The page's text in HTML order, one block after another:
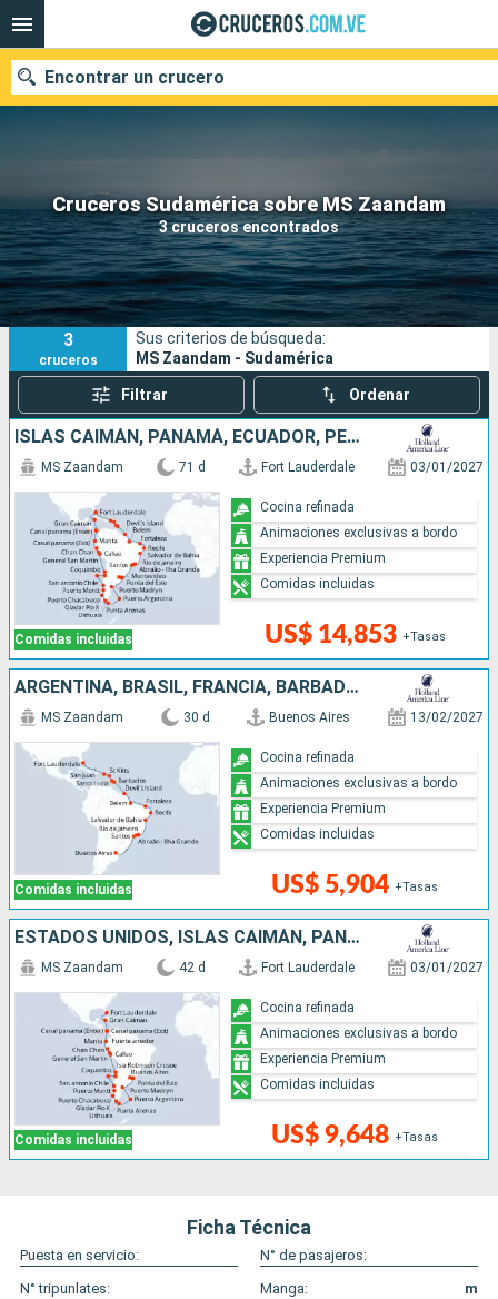
Cruceros Sudamérica sobre MS Zaandam
3 cruceros encontrados
Encontrar un crucero
Nuestros destinos
Fecha de salida
Puertos Compañías
Buscar
3
cruceros
Sus criterios de búsqueda:
MS Zaandam - Sudamérica
Filtrar Ordenar
ISLAS CAIMÁN, PANAMÁ, ECUADOR, PERÚ, CHILE, ARGENTINA, ISLAS MALVINAS, URUGUAY, BRASIL, FRANCIA, BARBADOS, SANTA LUCIA, ANTIGUA Y BARBUDA, PUERTO RICO, ESTADOS UNIDOS
Comidas incluidas
MS Zaandam 71 d Fort Lauderdale 03/01/2027
US$ 14,853 +Tasas
Cocina refinada
Animaciones exclusivas a bordo
Experiencia Premium
Comidas incluidas
ARGENTINA, BRASIL, FRANCIA, BARBADOS, SANTA LUCIA, ANTIGUA Y BARBUDA, PUERTO RICO, ESTADOS UNIDOS
Comidas incluidas
MS Zaandam 30 d Buenos Aires 13/02/2027
US$ 5,904 +Tasas
Cocina refinada
Animaciones exclusivas a bordo
Experiencia Premium
Comidas incluidas
ESTADOS UNIDOS, ISLAS CAIMÁN, PANAMÁ, ECUADOR, PERÚ, CHILE, ISLAS MALVINAS, URUGUAY, ARGENTINA
Comidas incluidas
MS Zaandam 42 d Fort Lauderdale 03/01/2027
US$ 9,648 +Tasas
Cocina refinada
Animaciones exclusivas a bordo
Experiencia Premium
Comidas incluidas
Ficha Técnica
Puesta en servicio:
N° de pasajeros:
N° tripunlates:
Manga:
m